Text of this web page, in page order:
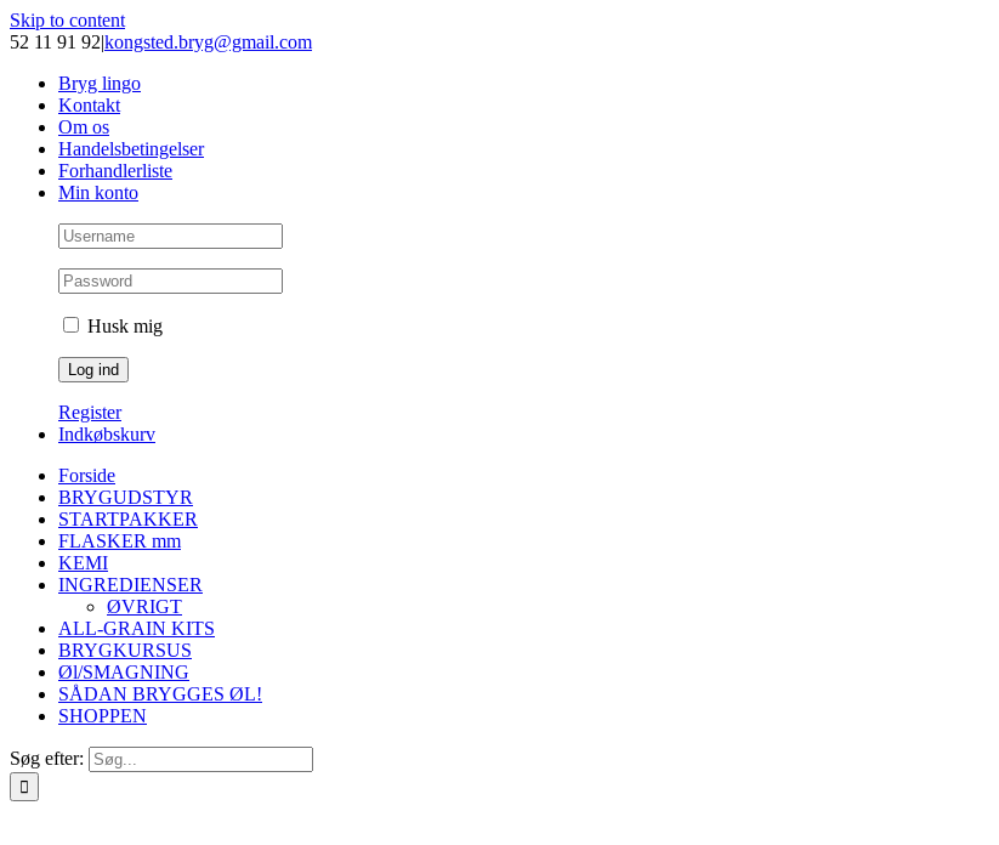
Skip to content
52 11 91 92|kongsted.bryg@gmail.com
Bryg lingo
Kontakt
Om os
Handelsbetingelser
Forhandlerliste
Min konto
Husk mig
Register
Indkøbskurv
Forside
BRYGUDSTYR
STARTPAKKER
FLASKER mm
KEMI
INGREDIENSER
ØVRIGT
ALL-GRAIN KITS
BRYGKURSUS
Øl/SMAGNING
SÅDAN BRYGGES ØL!
SHOPPEN
Søg efter: